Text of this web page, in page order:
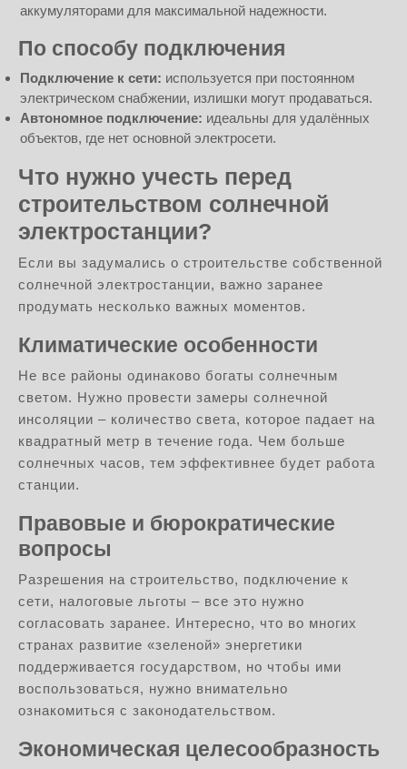
аккумуляторами для максимальной надежности.
По способу подключения
Подключение к сети: используется при постоянном
электрическом снабжении, излишки могут продаваться.
Автономное подключение: идеальны для удалённых
объектов, где нет основной электросети.
Что нужно учесть перед
строительством солнечной
электростанции?
Если вы задумались о строительстве собственной
солнечной электростанции, важно заранее
продумать несколько важных моментов.
Климатические особенности
Не все районы одинаково богаты солнечным
светом. Нужно провести замеры солнечной
инсоляции – количество света, которое падает на
квадратный метр в течение года. Чем больше
солнечных часов, тем эффективнее будет работа
станции.
Правовые и бюрократические
вопросы
Разрешения на строительство, подключение к
сети, налоговые льготы – все это нужно
согласовать заранее. Интересно, что во многих
странах развитие «зеленой» энергетики
поддерживается государством, но чтобы ими
воспользоваться, нужно внимательно
ознакомиться с законодательством.
Экономическая целесообразность